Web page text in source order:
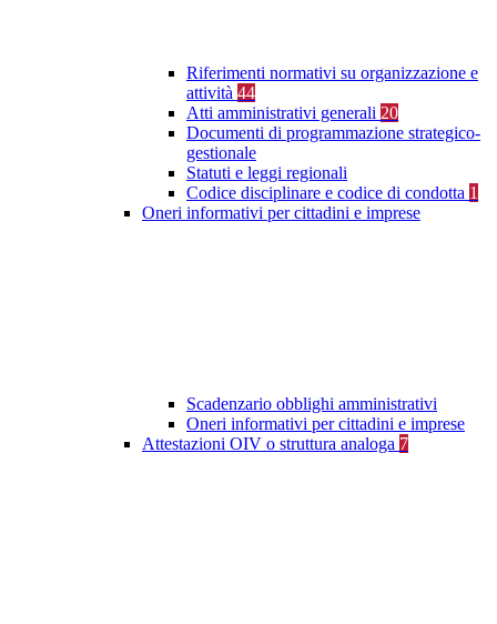
Riferimenti normativi su organizzazione e
attività 44
Atti amministrativi generali 20
Documenti di programmazione strategico-
gestionale
Statuti e leggi regionali
Codice disciplinare e codice di condotta 1
Oneri informativi per cittadini e imprese
Scadenzario obblighi amministrativi
Oneri informativi per cittadini e imprese
Attestazioni OIV o struttura analoga 7